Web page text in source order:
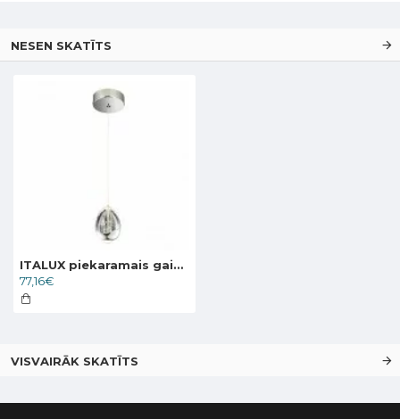
NESEN SKATĪTS
ITALUX piekaramais gaismeklis LED, 4.8W, 3000K, 290lm, Huelto PND-22112132-1A-CR
77,16€
VISVAIRĀK SKATĪTS